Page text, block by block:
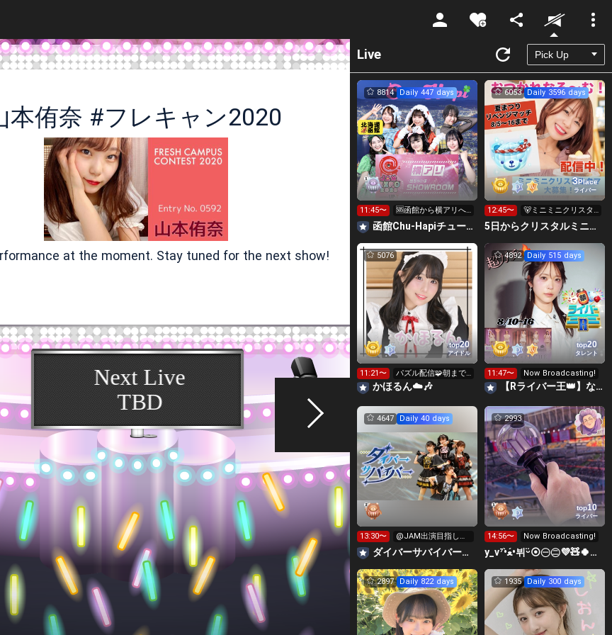
Unmute
本侑奈 #フレキャン2020
at the moment. Stay tuned for the next show!
Live
8814 Daily 447 days
11:45〜
🆘函館から横アリへ
🦑360万いきたい‼️
函館Chu-Hapiチューハピ🌈
3Place
ライバー
6053 Daily 3596 days
12:45〜
🐻ミニミニクリスタ
ルクマ求🐻
5日からクリスタルミニクマ🐻おつかれなる～む！大塚れな🍓
top20
アイドル
5076
11:21〜
パズル配信🧩朝まで
やります！！
かほるん☁️🎶
top20
タレント
4892 Daily 515 days
11:47〜 Now Broadcasting!
【Rライバー王👑】なな💠🐈‍⬛
4647 Daily 40 days
13:30〜
@JAM出演目指して
イベント挑戦中！
‪ダイバーサバイバー【公式】
top10
ライバー
2993
14:56〜 Now Broadcasting!
y_v⁷•̀ﻌ•́뷔ᵕ̈⦿㊀㊁💜🧸🍀✤⟭⟬ ⟬⟭
2897 Daily 822 days 1935 Daily 300 days